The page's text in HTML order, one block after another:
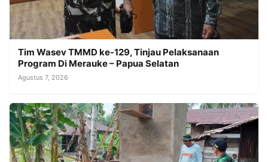
Tim Wasev TMMD ke-129, Tinjau Pelaksanaan
Program Di Merauke – Papua Selatan
Agustus 7, 2026